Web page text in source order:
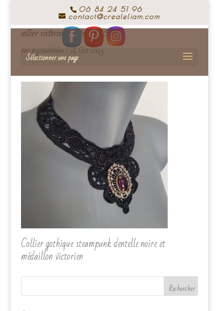
06 84 24 51 96
contact@crealeliam.com
Sélectionner une page
collier victorien crealeliam (5)
parmyriambidon|18, Oct 2023
Collier gothique steampunk dentelle noire et
médaillon victorien